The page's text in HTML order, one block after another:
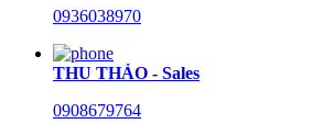
0936038970
THU THẢO - Sales
0908679764